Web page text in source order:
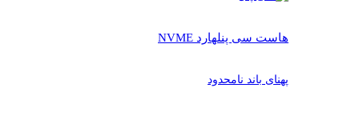
هاست سی پنلهارد NVME
پهنای باند نامحدود